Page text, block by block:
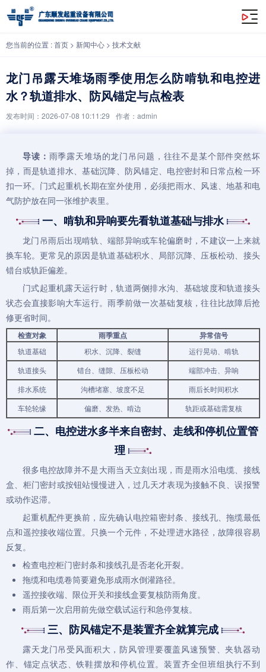
龙门吊露天堆场雨季使用怎么防啃轨和电控进水？轨道排水、防风锚定与点检表
您当前的位置 :首页 > 新闻中心 > 技术文献
龙门吊露天堆场雨季使用怎么防啃轨和电控进
水？轨道排水、防风锚定与点检表
发布时间：2026-07-08 10:11:29 作者：admin
导读： 雨季露天堆场的龙门吊 问题，往往不是某个部件突然坏
掉，而是轨道排水、基础沉降、防风锚定、电控密封和日常点检一环
扣一环。 门式起重机长期在室外使用，必须把雨水、风速、地基和电
气防护放在同一张维护表里。
一、啃轨和异响要先看轨道基础与排水
龙门吊雨后出现啃轨、端部异响或车轮偏磨时，不建议一上来就
换车轮。更常见的原因是轨道基础积水、局部沉降、压板松动、接头
错台或轨距偏差。
门式起重机露天运行时，轨道两侧排水沟、基础坡度和轨道接头
状态会直接影响大车运行。雨季前做一次基础复核，往往比故障后抢
修更省时间。
检查对象 雨季重点 异常信号
轨道基础 积水、沉降、裂缝
运行晃动、啃轨
轨道接头
错台、缝隙、压板松动
端部冲击、异响
排水系统
沟槽堵塞、坡度不足
雨后长时间积水
车轮轮缘
偏磨、发热、啃边 轨距或基础需复核
二、电控进水多半来自密封、走线和停机位置管
理
很多电控故障并不是大雨当天立刻出现，而是雨水沿电缆、接线
盒、柜门密封或按钮站慢慢进入，过几天才表现为接触不良、误报警
或动作迟滞。
起重机配件更换前，应先确认电控箱密封条、接线孔、拖缆最低
点和遥控接收端位置。只换一个元件，不处理进水路径，故障很容易
反复。
检查电控柜门密封条和接线孔是否老化开裂。
拖缆和电缆卷筒要避免形成雨水倒灌路径。
遥控接收端、限位开关和接线盒要复核防雨角度。
雨后第一次启用前先做空载试运行和急停复核。
三、防风锚定不是装置齐全就算完成
露天龙门吊受风面积大，防风管理要覆盖风速预警、夹轨器动
作、锚定点状态、铁鞋摆放和停机位置。装置齐全但班组执行不到